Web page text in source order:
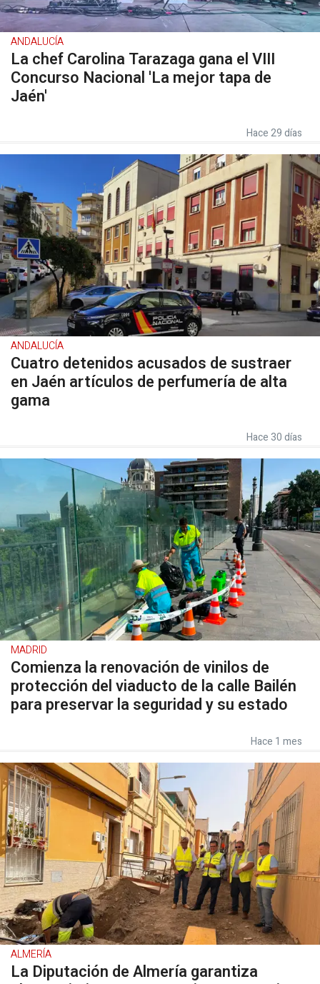
ANDALUCÍA
La chef Carolina Tarazaga gana el VIII
Concurso Nacional 'La mejor tapa de
Jaén'
Hace 29 días
ANDALUCÍA
Cuatro detenidos acusados de sustraer
en Jaén artículos de perfumería de alta
gama
Hace 30 días
MADRID
Comienza la renovación de vinilos de
protección del viaducto de la calle Bailén
para preservar la seguridad y su estado
Hace 1 mes
ALMERÍA
La Diputación de Almería garantiza